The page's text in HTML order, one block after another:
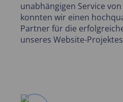
unabhängigen Service
konnten wir einen
Partner für die
unseres Website-